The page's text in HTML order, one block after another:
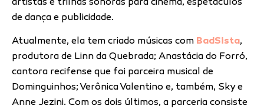
artistas e trilhas sonoras para cinema, espetáculos
de dança e publicidade.
Atualmente, ela tem criado músicas com BadSista,
produtora de Linn da Quebrada; Anastácia do Forró,
cantora recifense que foi parceira musical de
Dominguinhos; Verônica Valentino e, também, Sky e
Anne Jezini. Com os dois últimos, a parceria consiste